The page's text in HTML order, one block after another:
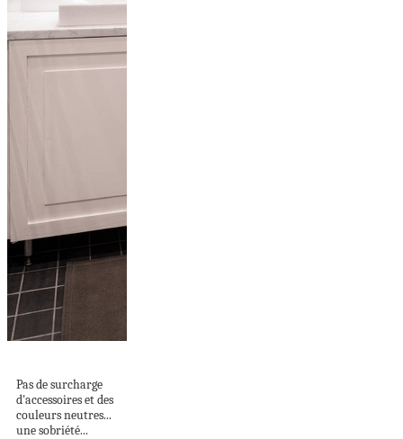
Pas de surcharge
d'accessoires et des
couleurs neutres...
une sobriété...